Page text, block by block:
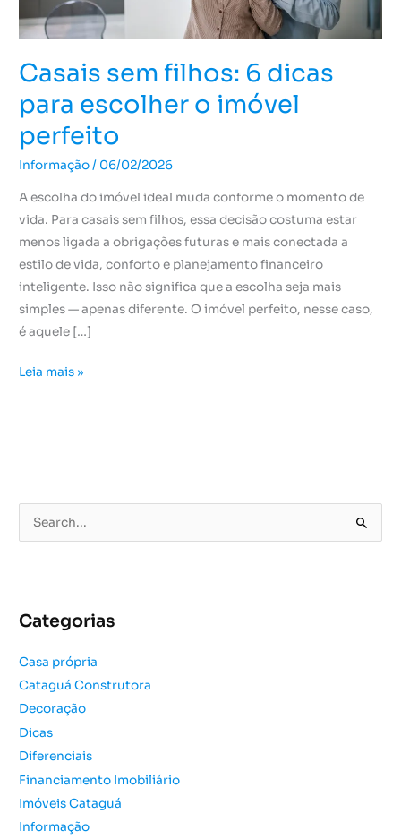
Casais sem filhos: 6 dicas
para escolher o imóvel
perfeito
Informação/ 06/02/2026
A escolha do imóvel ideal muda conforme o momento de
vida. Para casais sem filhos, essa decisão costuma estar
menos ligada a obrigações futuras e mais conectada a
estilo de vida, conforto e planejamento financeiro
inteligente. Isso não significa que a escolha seja mais
simples — apenas diferente. O imóvel perfeito, nesse caso,
é aquele […]
imóvel
Leia mais »
e
i
a
r
p
o
r
Categorias
Casa própria
Cataguá Construtora
Decoração
Dicas
Diferenciais
Financiamento Imobiliário
Imóveis Cataguá
Informação